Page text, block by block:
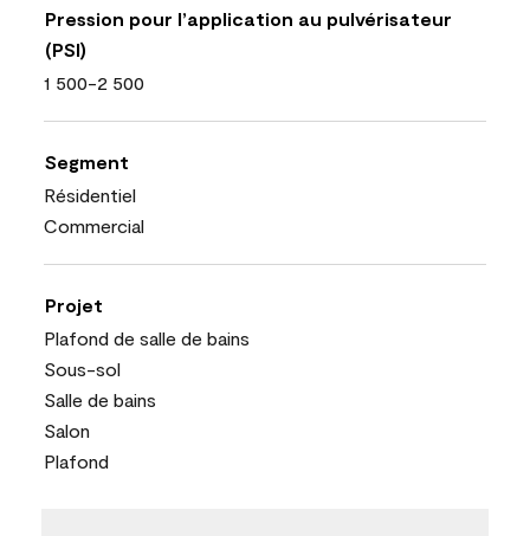
Pression pour l’application au pulvérisateur
(PSI)
1 500-2 500
Segment
Résidentiel
Commercial
Projet
Plafond de salle de bains
Sous-sol
Salle de bains
Salon
Plafond